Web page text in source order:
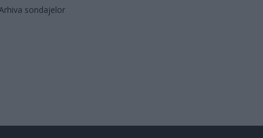
sondajelor